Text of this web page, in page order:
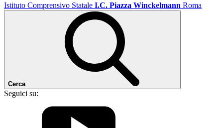
Istituto Comprensivo Statale I.C. Piazza Winckelmann Roma
Cerca
Seguici su: